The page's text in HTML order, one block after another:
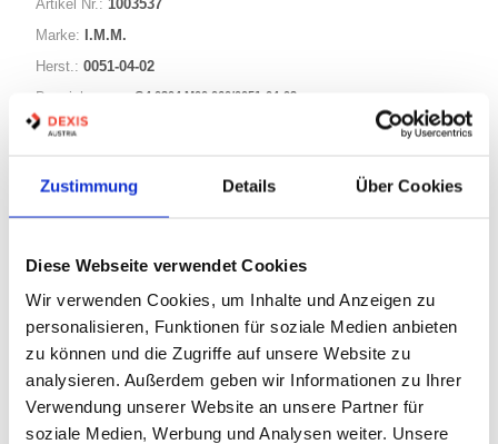
Zustimmung Details Über Cookies
Diese Webseite verwendet Cookies
Wir verwenden Cookies, um Inhalte und Anzeigen zu
personalisieren, Funktionen für soziale Medien anbieten
zu können und die Zugriffe auf unsere Website zu
analysieren. Außerdem geben wir Informationen zu Ihrer
Verwendung unserer Website an unsere Partner für
soziale Medien, Werbung und Analysen weiter. Unsere
Artikel Nr.: 1003537
Marke: I.M.M.
Herst.: 0051-04-02
Bezeichnung:
G4 0304 M00 060/0051-04-02
25 Varianten
Auf Lager
Lager anzeigen
PRODUKTBESCHREIBUNG